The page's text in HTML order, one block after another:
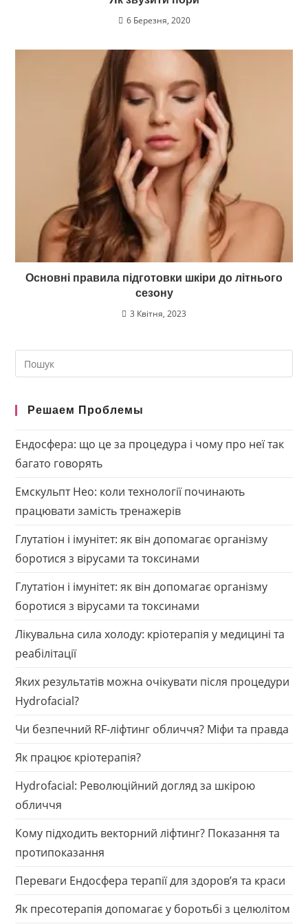
6 Березня, 2020
Основні правила підготовки шкіри до літнього
сезону
3 Квітня, 2023
Search
this
Решаем Проблемы
Ендосфера: що це за процедура і чому про неї так
багато говорять
Емскульпт Нео: коли технології починають
працювати замість тренажерів
Глутатіон і імунітет: як він допомагає організму
боротися з вірусами та токсинами
Глутатіон і імунітет: як він допомагає організму
боротися з вірусами та токсинами
Лікувальна сила холоду: кріотерапія у медицині та
реабілітації
Яких результатів можна очікувати після процедури
Hydrofacial?
Чи безпечний RF-ліфтинг обличчя? Міфи та правда
Як працює кріотерапія?
Hydrofacial: Революційний догляд за шкірою
обличчя
Кому підходить векторний ліфтинг? Показання та
протипоказання
Переваги Ендосфера терапії для здоров’я та краси
Як пресотерапія допомагає у боротьбі з целюлітом